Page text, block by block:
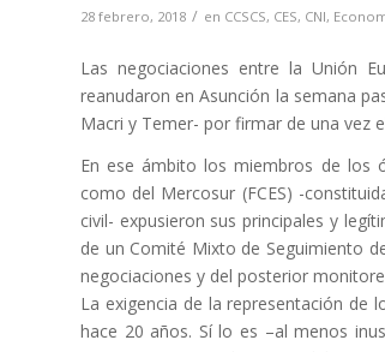
28 febrero, 2018 / en CCSCS, CES, CNI,
Las negociaciones entre la Unión
reanudaron en Asunción la semana
Macri y Temer- por firmar de una vez
En ese ámbito los miembros de los
como del Mercosur (FCES) -
civil- expusieron sus principales y
de un Comité Mixto de Seguimiento
negociaciones y del posterior
La exigencia de la representación de
hace 20 años. Sí lo es –al menos